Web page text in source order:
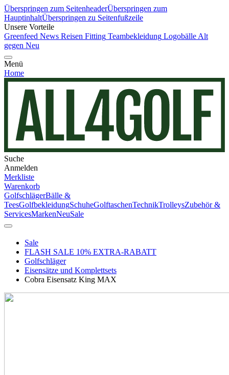
Überspringen zum SeitenheaderÜberspringen zum
HauptinhaltÜberspringen zu Seitenfußzeile
Unsere Vorteile
Greenfeed News Reisen Fitting Teambekleidung Logobälle Alt
gegen Neu
Menü
Home
Suche
Anmelden
Merkliste
Warenkorb
GolfschlägerBälle &
TeesGolfbekleidungSchuheGolftaschenTechnikTrolleysZubehör &
ServicesMarkenNeuSale
Sale
FLASH SALE 10% EXTRA-RABATT
Golfschläger
Eisensätze und Komplettsets
Cobra Eisensatz King MAX